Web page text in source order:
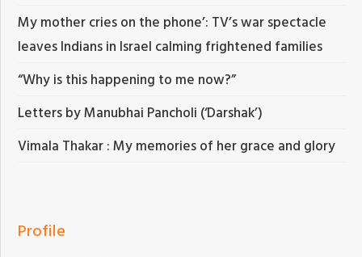
My mother cries on the phone’: TV’s war spectacle
leaves Indians in Israel calming frightened families
“Why is this happening to me now?”
Letters by Manubhai Pancholi (‘Darshak’)
Vimala Thakar : My memories of her grace and glory
Profile